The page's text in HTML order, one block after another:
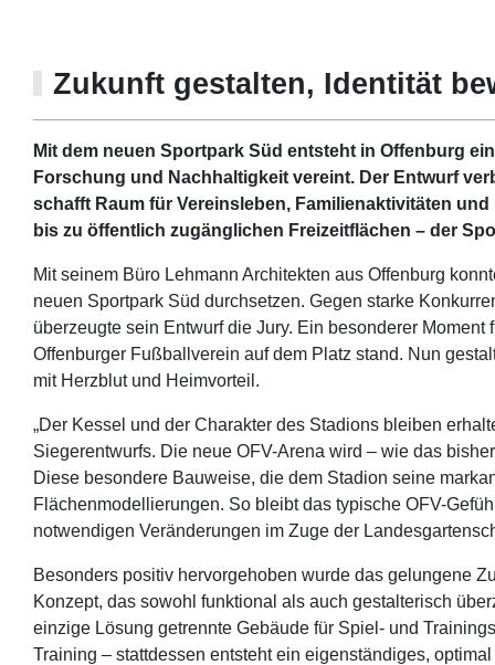
Zukunft gestalten, Identität
Mit dem neuen Sportpark Süd entsteht in Offenburg
Forschung und Nachhaltigkeit vereint. Der Entwurf
schafft Raum für Vereinsleben, Familienaktivitäten
bis zu öffentlich zugänglichen Freizeitflächen – der
Mit seinem Büro Lehmann Architekten aus Offenburg
neuen Sportpark Süd durchsetzen. Gegen starke
überzeugte sein Entwurf die Jury. Ein besonderer
Offenburger Fußballverein auf dem Platz stand. Nun
mit Herzblut und Heimvorteil.
„Der Kessel und der Charakter des Stadions bleiben
Siegerentwurfs. Die neue OFV-Arena wird – wie das
Diese besondere Bauweise, die dem Stadion seine
Flächenmodellierungen. So bleibt das typische OFV-
notwendigen Veränderungen im Zuge der
Besonders positiv hervorgehoben wurde das gelungene
Konzept, das sowohl funktional als auch gestalterisch
einzige Lösung getrennte Gebäude für Spiel- und
Training – stattdessen entsteht ein eigenständiges,